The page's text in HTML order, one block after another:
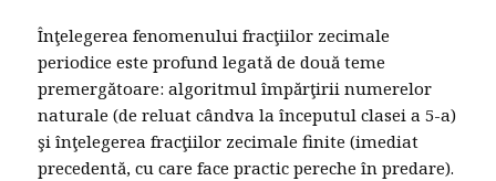
Înţelegerea fenomenului fracţiilor zecimale
periodice este profund legată de două teme
premergătoare: algoritmul împărţirii numerelor
naturale (de reluat cândva la începutul clasei a 5-a)
şi înţelegerea fracţiilor zecimale finite (imediat
precedentă, cu care face practic pereche în predare).